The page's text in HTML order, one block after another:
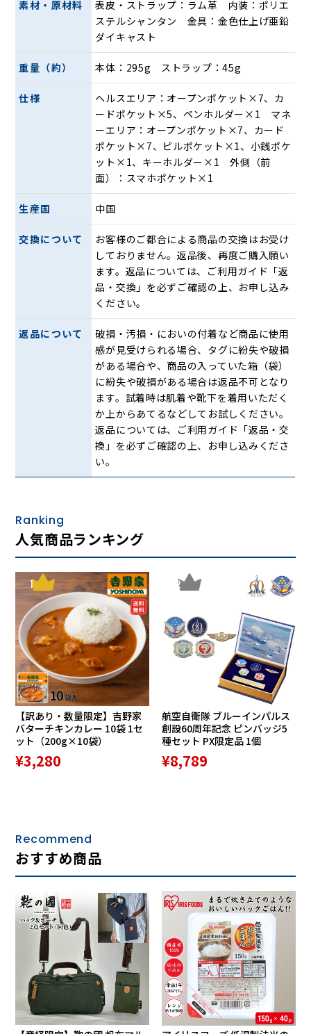
ワンランク上の風格に時代が求めたパーフェク
・しなやかな漆黒の高級ラム革製
・斜め掛け・ウエストポーチに使える財布要らずの2WAY
・用途に合わせて機能的に収納できるマルチ設計
・ジャケットの下にも着用できる、身体にすっきりと寄り添
いかさばらない薄型サイズ
・多機能29ポケットにキーホルダー付き
・超軽量約295グラム
・内側の生地は安心の抗菌防臭加工
貴重品を安全快適、粋に携行できる
スマートフォンがさっと取り出せる大き目のフロントポケッ
ト付き。ロングストラップを使えば軽やかな斜め掛けが可
能。ウエストベルトに装着すれば安定感抜群のウエストポー
チにも。
ジャケット下に着けることを想定して作られたコンパクトな
薄型なので、身体の動きを妨げることなく大切な荷物を肌身
離さず一体化。手ぶらの自由を楽しむと同時に、人が行き交
う道や交通機関内の防犯面でも安心が確保されます。
内側は2つの収納エリアを配し、どんな場面にもスマートな
所作をもたらす合理的な設計となっています。2つのファス
ナー展開でそれぞれのエリアにアクセスできます。漆黒のラ
素材・原材料
表皮・ストラップ：ラム革 内装：ポリエ
ステルシャンタン 金具：金色仕上げ亜鉛
ダイキャスト
重量（約） 本体：295g ストラップ：45g
仕様
ヘルスエリア：オープンポケット×7、カ
ードポケット×5、ペンホルダー×1 マネ
ーエリア：オープンポケット×7、カード
ポケット×7、ピルポケット×1、小銭ポケ
ット×1、キーホルダー×1 外側（前
面）：スマホポケット×1
生産国 中国
交換について
お客様のご都合による商品の交換はお受け
しておりません。返品後、再度ご購入願い
ます。返品については、ご利用ガイド「返
品・交換」を必ずご確認の上、お申し込み
ください。
返品について
破損・汚損・においの付着など商品に使用
感が見受けられる場合、タグに紛失や破損
がある場合や、商品の入っていた箱（袋）
に紛失や破損がある場合は返品不可となり
ます。試着時は肌着や靴下を着用いただく
か上からあてるなどしてお試しください。
返品については、ご利用ガイド「返品・交
換」を必ずご確認の上、お申し込みくださ
い。
Ranking
人気商品ランキング
1
【訳あり・数量限定】吉野家
バターチキンカレー 10袋 1セ
ット（200g×10袋）
¥3,280
2
航空自衛隊 ブルーインパルス
創設60周年記念 ピンバッジ5
種セット PX限定品 1個
¥8,789
Recommend
おすすめ商品